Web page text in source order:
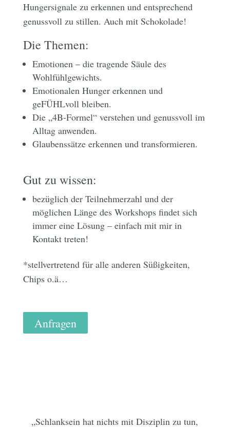
Hungersignale zu erkennen und entsprechend
genussvoll zu stillen. Auch mit Schokolade!
Die Themen:
Emotionen – die tragende Säule des
Wohlfühlgewichts.
Emotionalen Hunger erkennen und
geFÜHLvoll bleiben.
Die „4B-Formel“ verstehen und genussvoll im
Alltag anwenden.
Glaubenssätze erkennen und transformieren.
Gut zu wissen:
bezüglich der Teilnehmerzahl und der
möglichen Länge des Workshops findet sich
immer eine Lösung – einfach mit mir in
Kontakt treten!
*stellvertretend für alle anderen Süßigkeiten,
Chips o.ä…
Anfragen
„Schlanksein hat nichts mit Disziplin zu tun,